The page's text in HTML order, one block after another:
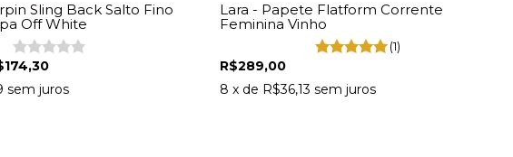
Sling Back Salto Fino
Off White
sem juros
Lara - Papete Flatform Corrente
Feminina Vinho
(1)
R$289,00
8 x de R$36,13 sem juros